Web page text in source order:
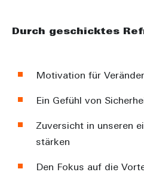
Durch geschicktes
Motivation für
Ein Gefühl von
Zuversicht in unseren
stärken
Den Fokus auf die